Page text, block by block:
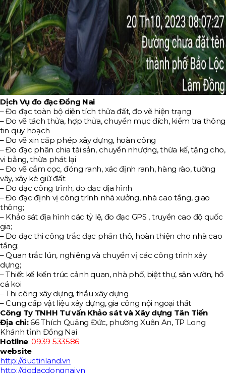
Dịch Vụ đo đạc Đồng Nai
– Đo đạc toàn bộ diện tích thửa đất, đo vẽ hiện trạng
– Đo vẽ tách thửa, hợp thửa, chuyển mục đích, kiểm tra thông
tin quy hoạch
– Đo vẽ xin cấp phép xây dựng, hoàn công
– Đo đạc phân chia tài sản, chuyển nhượng, thừa kế, tặng cho,
vi bằng, thừa phát lại
– Đo vẽ cắm cọc, đóng ranh, xác định ranh, hàng rào, tường
vây, xây kè giữ đất
– Đo đạc công trình, đo đạc địa hình
– Đo đạc định vị công trình nhà xưởng, nhà cao tầng, giao
thông;
– Khảo sát địa hình các tỷ lệ, đo đạc GPS , truyền cao độ quốc
gia;
– Đo đạc thi công trắc đạc phần thô, hoàn thiện cho nhà cao
tầng;
– Quan trắc lún, nghiêng và chuyển vị các công trình xây
dựng;
– Thiết kế kiến trúc cảnh quan, nhà phố, biệt thự, sân vườn, hồ
cá koi
– Thi công xây dựng, thầu xây dựng
– Cung cấp vật liệu xây dựng, gia công nội ngoại thất
Công Ty TNHH Tư vấn Khảo sát và Xây dựng Tân Tiến
Địa chỉ:66 Thích Quảng Đức, phường Xuân An, TP Long
Khánh tỉnh Đồng Nai
Hotline:0939 533586
website
http://ductinland.vn
http://dodacdongnai.vn